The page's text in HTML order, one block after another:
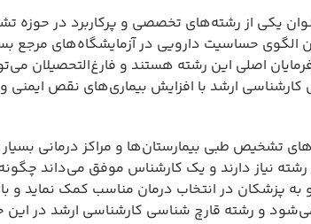
یکی از رشته‌های تخصصی و پرکاربرد در
حساسیت دارویی در آزمایشگاه‌های مرجع
اصلی این رشته هستند و فارغ‌التحصیلان
ارشد با افزایش بیماری‌های نقص ایمنی
تشخیص طبی بیمارستان‌ها و مراکز درمانی
نیاز دارند و یک کارشناس موفق می‌داند
پزشکان در انتخاب درمان مناسب کمک نماید و با
و رشته قارچ شناسی کارشناسی ارشد در این